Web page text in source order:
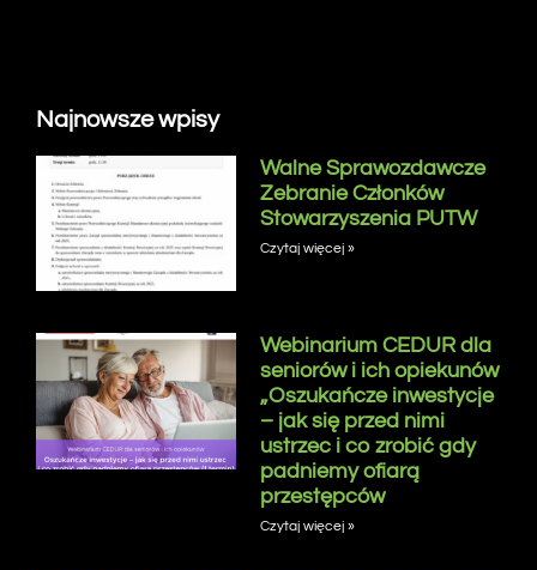
Najnowsze wpisy
Walne Sprawozdawcze
Zebranie Członków
Stowarzyszenia PUTW
Czytaj więcej »
Webinarium CEDUR dla
seniorów i ich opiekunów
„Oszukańcze inwestycje
– jak się przed nimi
ustrzec i co zrobić gdy
padniemy ofiarą
przestępców
Czytaj więcej »